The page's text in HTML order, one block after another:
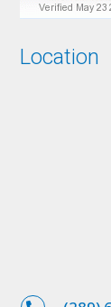
Location